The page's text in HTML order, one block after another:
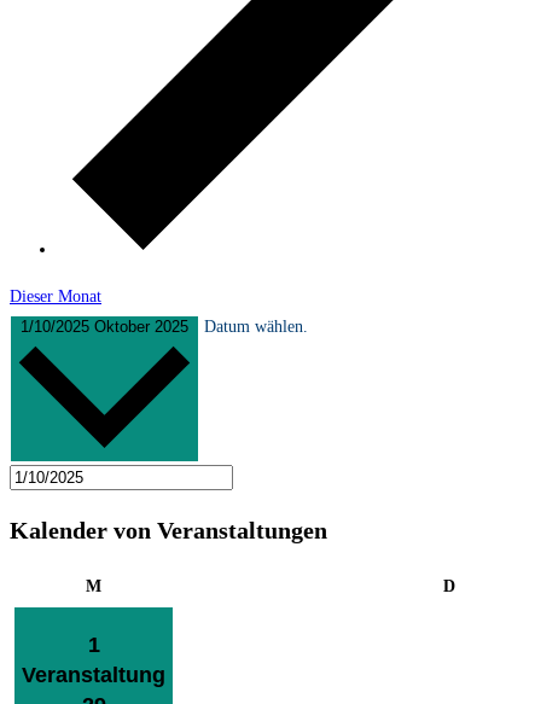
Dieser Monat
1/10/2025 Oktober 2025 Datum wählen.
Kalender von Veranstaltungen
MMontag DDienstag
1
Veranstaltung